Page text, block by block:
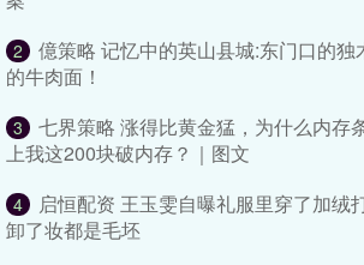
2
億策略 记忆中的英山县城:东门口的独
的牛肉面！
3
七界策略 涨得比黄金猛，为什么内存
上我这200块破内存？｜图文
4
启恒配资 王玉雯自曝礼服里穿了加绒
卸了妆都是毛坯